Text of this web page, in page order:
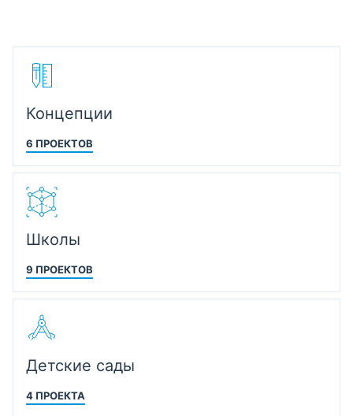
Концепции
6 ПРОЕКТОВ
Школы
9 ПРОЕКТОВ
Детские сады
4 ПРОЕКТА